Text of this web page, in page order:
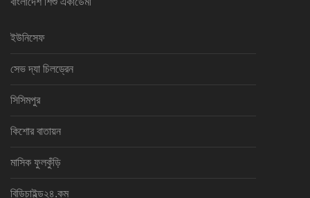
ইউনিসেফ
সেভ দ্যা চিলড্রেন
সিসিমপুর
কিশোর বাতায়ন
মাসিক ফুলকুঁড়ি
বিডিচাইল্ড২৪.কম